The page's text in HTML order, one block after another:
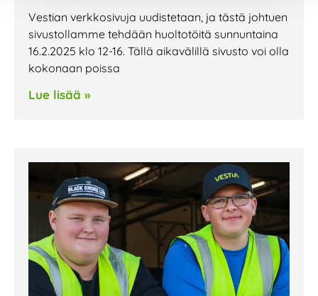
Vestian verkkosivuja uudistetaan, ja tästä johtuen
sivustollamme tehdään huoltotöitä sunnuntaina
16.2.2025 klo 12-16. Tällä aikavälillä sivusto voi olla
kokonaan poissa
Lue lisää »